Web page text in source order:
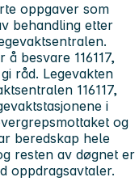
oppgaver som
behandling etter
besvare 116117,
råd. Legevakten
116117,
i
og
beredskap hele
resten av døgnet er
oppdragsavtaler.